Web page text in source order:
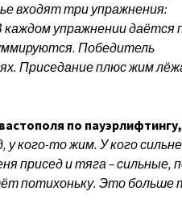
входят три упражнения:
упражнении даётся
Победитель
Приседание плюс жим
по пауэрлифтингу,
у кого-то жим. У кого
присед и тяга – сильные,
потихоньку. Это больше